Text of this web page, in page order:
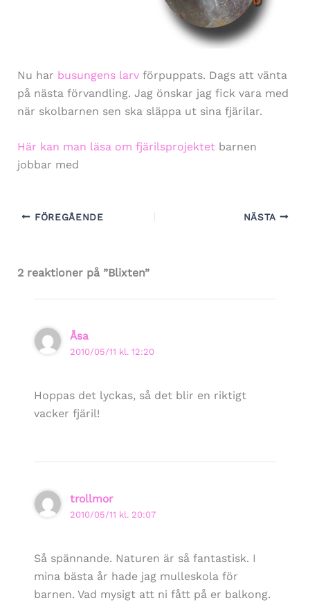
Nu har busungens larvförpuppats. Dags att vänta
på nästa förvandling. Jag önskar jag fick vara med
när skolbarnen sen ska släppa ut sina fjärilar.
Här kan man läsa om fjärilsprojektetbarnen
jobbar med
FÖREGÅENDE NÄSTA
2 reaktioner på ”Blixten”
Åsa
2010/05/11 kl. 12:20
Hoppas det lyckas, så det blir en riktigt
vacker fjäril!
trollmor
2010/05/11 kl. 20:07
Så spännande. Naturen är så fantastisk. I
mina bästa år hade jag mulleskola för
barnen. Vad mysigt att ni fått på er balkong.